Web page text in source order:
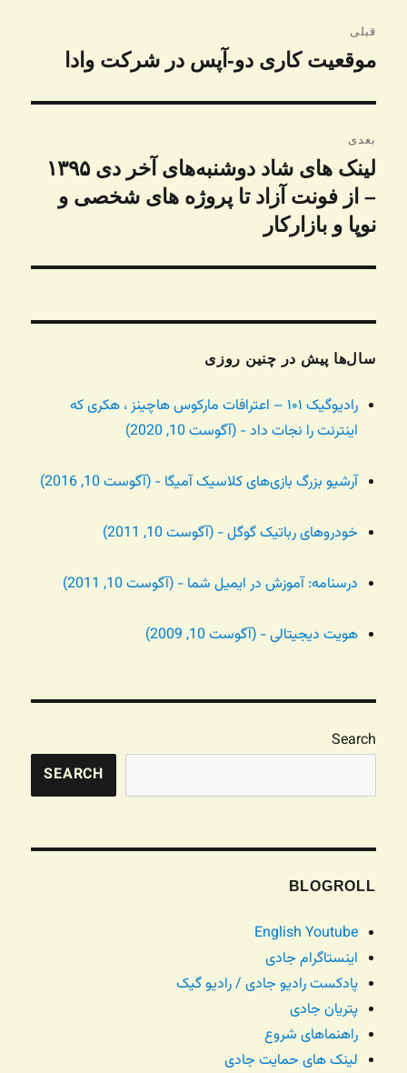
نوشته
قبلی
نوشته
موقعیت کاری دو-آپس در شرکت وادا
بعدی
نوشته
بعدی:
لینک های شاد دوشنبه‌های آخر دی ۱۳۹۵
– از فونت آزاد تا پروژه های شخصی و
نوپا و بازارکار
سال‌ها پیش در چنین روزی
رادیوگیک ۱۰۱ – اعترافات مارکوس هاچینز ، هکری که
اینترنت را نجات داد - (آگوست 10, 2020)
آرشیو بزرگ بازی‌های کلاسیک آمیگا - (آگوست 10, 2016)
خودروهای رباتیک گوگل - (آگوست 10, 2011)
درسنامه: آموزش در ایمیل شما - (آگوست 10, 2011)
هویت دیجیتالی - (آگوست 10, 2009)
Search
SEARCH
BLOGROLL
English Youtube
اینستاگرام جادی
پادکست رادیو جادی / رادیو گیک
پتریان جادی
راهنماهای شروع
لینک های حمایت جادی